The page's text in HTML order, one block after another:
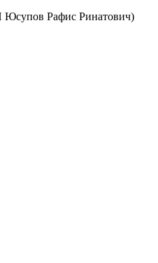
Рафис Ринатович)